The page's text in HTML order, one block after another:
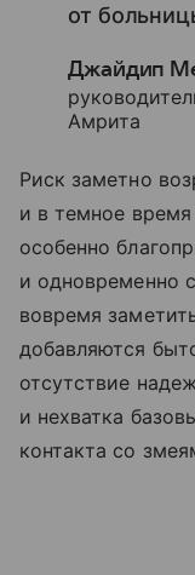
от
Джайдип
Амрита
Риск заметно
и в темное
особенно
и одновременно
вовремя
добавляются
отсутствие
и нехватка
контакта со